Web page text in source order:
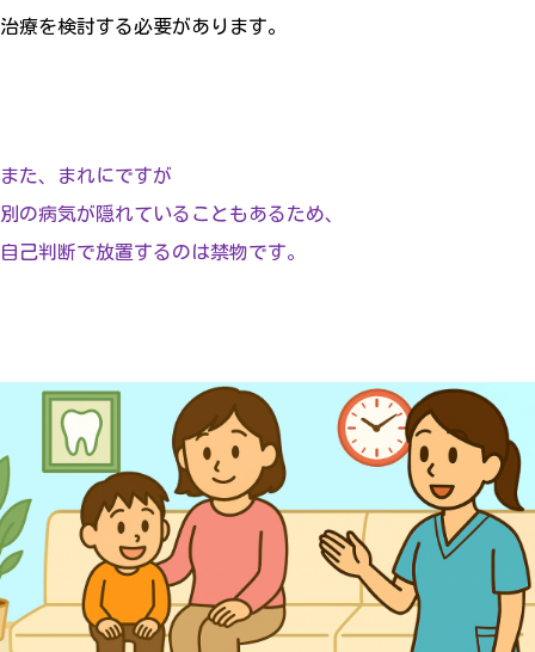
治療を検討する必要があります。
また、まれにですが
別の病気が隠れていることもあるため、
自己判断で放置するのは禁物です。